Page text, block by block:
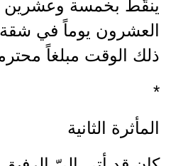
ينقّط بخمسة وعشرين
ذلك الوقت مبلغاً
*
المأثرة الثانية